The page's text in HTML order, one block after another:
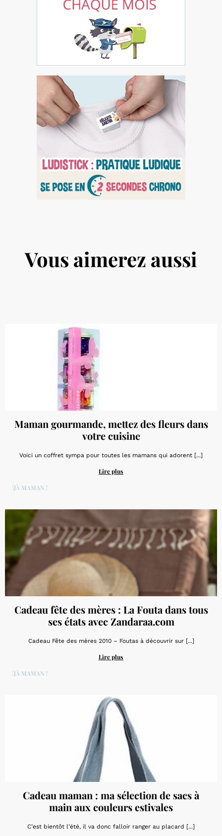
Vous aimerez aussi
Maman gourmande, mettez des fleurs dans
votre cuisine
Voici un coffret sympa pour toutes les mamans qui adorent [...]
Lire plus
DÉJÀ MAMAN !
Cadeau fête des mères : La Fouta dans tous
ses états avec Zandaraa.com
Cadeau Fête des mères 2010 – Foutas à découvrir sur [...]
Lire plus
DÉJÀ MAMAN !
Cadeau maman : ma sélection de sacs à
main aux couleurs estivales
C’est bientôt l’été, il va donc falloir ranger au placard [...]